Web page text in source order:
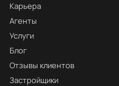
Карьера
Агенты
Услуги
Блог
Отзывы клиентов
Застройщики